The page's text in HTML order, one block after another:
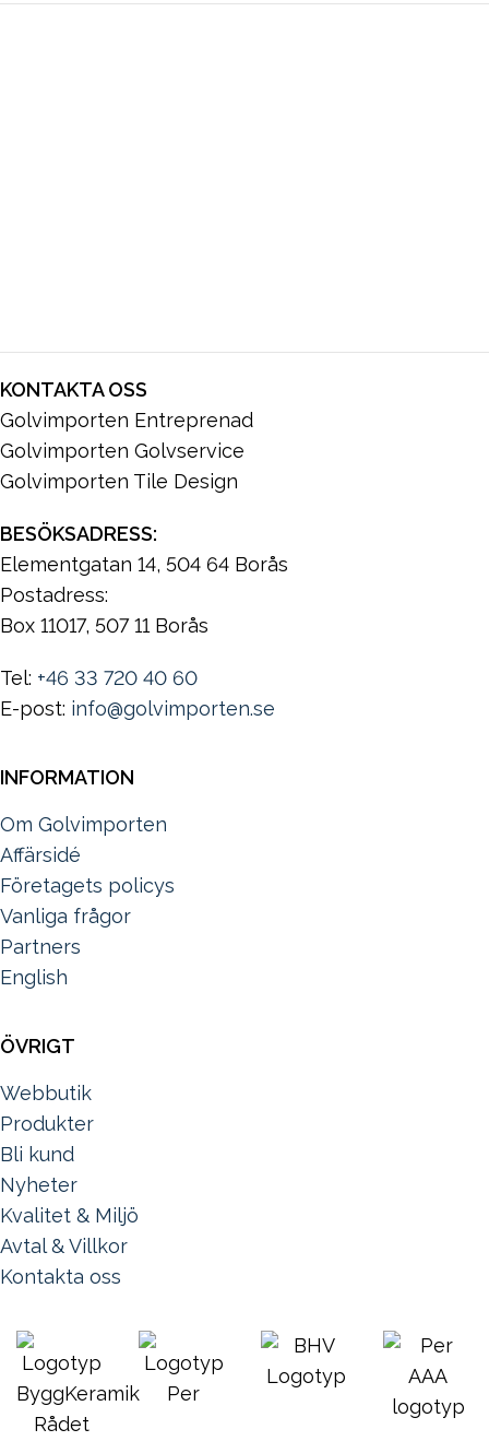
KONTAKTA OSS
Golvimporten Entreprenad
Golvimporten Golvservice
Golvimporten Tile Design
BESÖKSADRESS:
Elementgatan 14, 504 64 Borås
Postadress:
Box 11017, 507 11 Borås
Tel: +46 33 720 40 60
E-post: info@golvimporten.se
INFORMATION
Om Golvimporten
Affärsidé
Företagets policys
Vanliga frågor
Partners
English
ÖVRIGT
Webbutik
Produkter
Bli kund
Nyheter
Kvalitet & Miljö
Avtal & Villkor
Kontakta oss